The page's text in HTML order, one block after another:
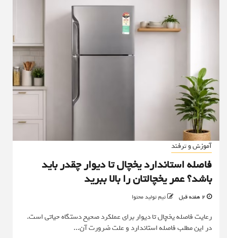
آموزش و ترفند
فاصله استاندارد یخچال تا دیوار چقدر باید
باشد؟ عمر یخچالتان را بالا ببرید
تیم تولید محتوا
رعایت فاصله یخچال تا دیوار برای عملکرد صحیح دستگاه حیاتی است.
در این مطلب فاصله استاندارد و علت ضرورت آن...